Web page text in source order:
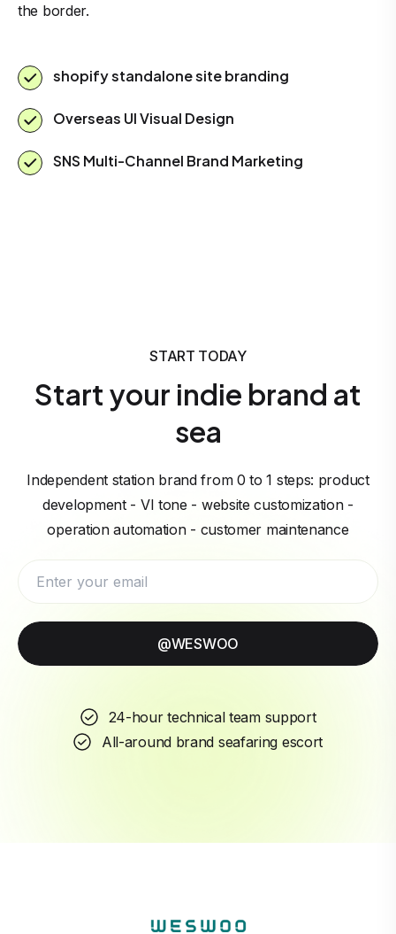
the border.
shopify standalone site branding
Overseas UI Visual Design
SNS Multi-Channel Brand Marketing
START TODAY
Start your indie brand at
sea
Independent station brand from 0 to 1 steps: product
development - VI tone - website customization -
operation automation - customer maintenance
@WESWOO
24-hour technical team support
All-around brand seafaring escort